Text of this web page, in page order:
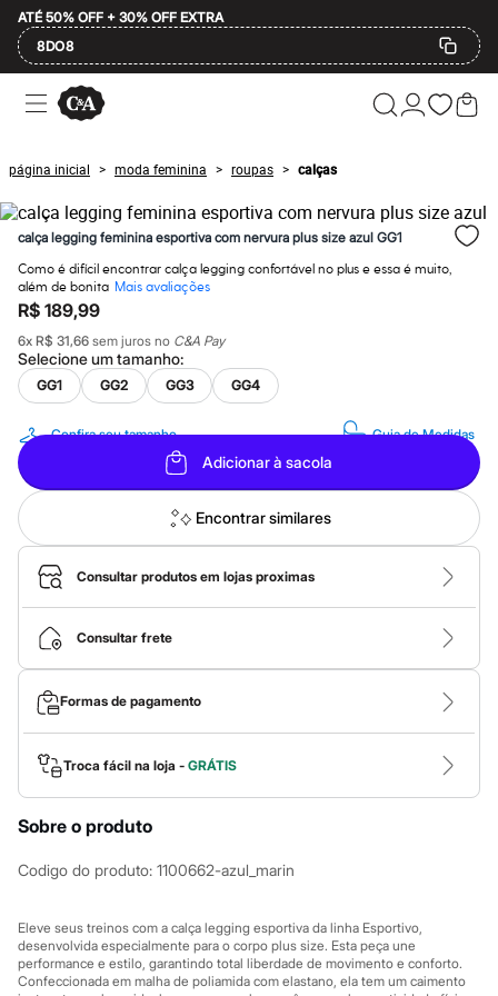
ATÉ 50% OFF + 30% OFF EXTRA
8DO8
Ofertas
Compre por Departamento
Masculino
Infantil
Calçados
Plus Size
2 calçados por R$189
2 peças por R$199
3 lingeries por R$99
3 itens de beleza por R$129
Até 20% off
Até 40% off
Até 60% off
A partir de 60% off
Feminino
Em alta
Inverno
Alfaiataria
Novidades
Roupas
Blusas e Camisetas
Básicos
Calças
Casacos e Jaquetas
Jeans
Macacões
Saias
Shorts e Bermudas
Vestidos
Acessórios
Bolsas
Bonés e Chapéus
Bijoux
Cintos
Óculos
Relógios
Calçados
Botas
Chinelos
Sandálias
Sapatilhas
Tênis
Marcas
página inicial > moda feminina > roupas > calças
calça legging feminina esportiva com nervura plus size azul GG1
Como é difícil encontrar calça legging confortável no plus e essa é muito,
além de bonita Mais avaliações
R$ 189,99
6x R$ 31,66 sem juros no C&A Pay
Selecione umtamanho:
GG1 GG2 GG3 GG4
Confira seu tamanho Guia de Medidas
Adicionar à sacola
Encontrar similares
Consultar produtos em lojas proximas
Consultar frete
Formas de pagamento
Troca fácil na loja - GRÁTIS
Sobre o produto
Codigo do produto: 1100662-azul_marin
Eleve seus treinos com a calça legging esportiva da linha Esportivo,
desenvolvida especialmente para o corpo plus size. Esta peça une
performance e estilo, garantindo total liberdade de movimento e conforto.
Confeccionada em malha de poliamida com elastano, ela tem um caimento